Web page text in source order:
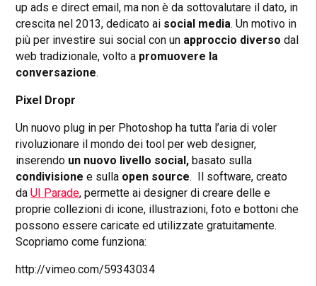
up ads e direct email, ma non è da sottovalutare il dato, in
crescita nel 2013, dedicato ai social media. Un motivo in
più per investire sui social con un approccio diverso dal
web tradizionale, volto a promuovere la
conversazione.
Pixel Dropr
Un nuovo plug in per Photoshop ha tutta l’aria di voler
rivoluzionare il mondo dei tool per web designer,
inserendo un nuovo livello social, basato sulla
condivisione e sulla open source. Il software, creato
daUI Parade, permette ai designer di creare delle e
proprie collezioni di icone, illustrazioni, foto e bottoni che
possono essere caricate ed utilizzate gratuitamente.
Scopriamo come funziona:
http://vimeo.com/59343034